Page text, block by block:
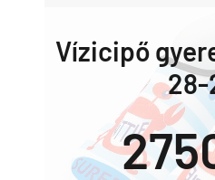
Vízicipő
28-